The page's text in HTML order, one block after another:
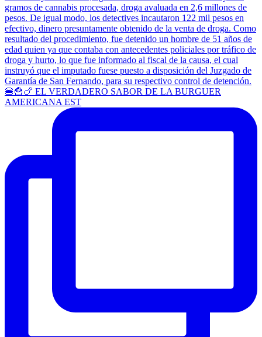
🍔🍟🍗 EL VERDADERO SABOR DE LA BURGUER
AMERICANA EST